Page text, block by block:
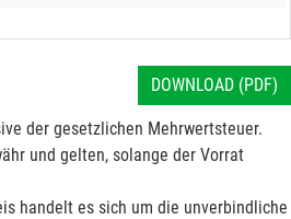
DOWNLOAD (PDF)
der gesetzlichen Mehrwertsteuer.
und gelten, solange der Vorrat
handelt es sich um die unverbindliche